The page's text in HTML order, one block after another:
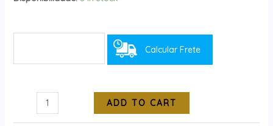
Calcular Frete
ADD TO CART